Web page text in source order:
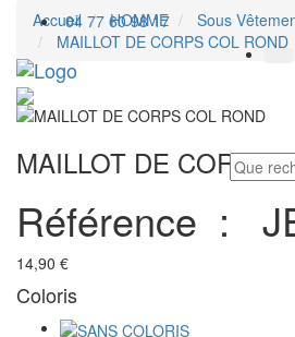
04 77 60 98 17
Accueil HOMME Sous
MAILLOT DE CORPS COL ROND
MAILLOT DE CORPS
Référence :
14,90 €
Coloris